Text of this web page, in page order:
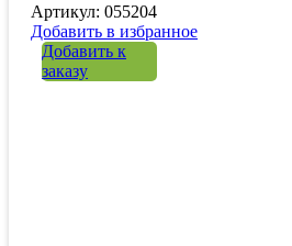
Артикул: 055204
Добавить в избранное
Добавить к
заказу